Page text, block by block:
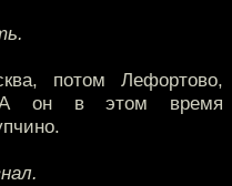
потом Лефортово,
А он в этом время